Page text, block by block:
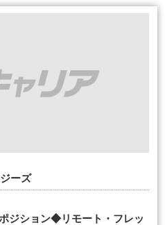
ーズ
ジション◆リモート・フレッ